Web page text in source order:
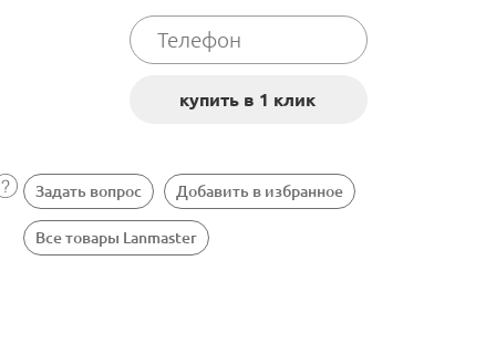
Задать вопрос Добавить в избранное
Все товары Lanmaster